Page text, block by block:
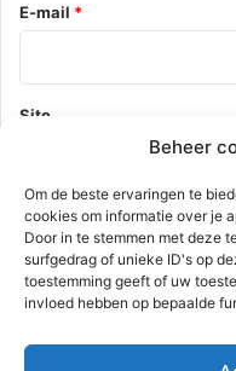
Beheer
Om de beste ervaringen te
cookies om informatie over je
Door in te stemmen met deze
surfgedrag of unieke ID's op
toestemming geeft of uw
invloed hebben op bepaalde
E-mail *
Site
Mijn naam, e-mail en
volgende keer wanneer ik